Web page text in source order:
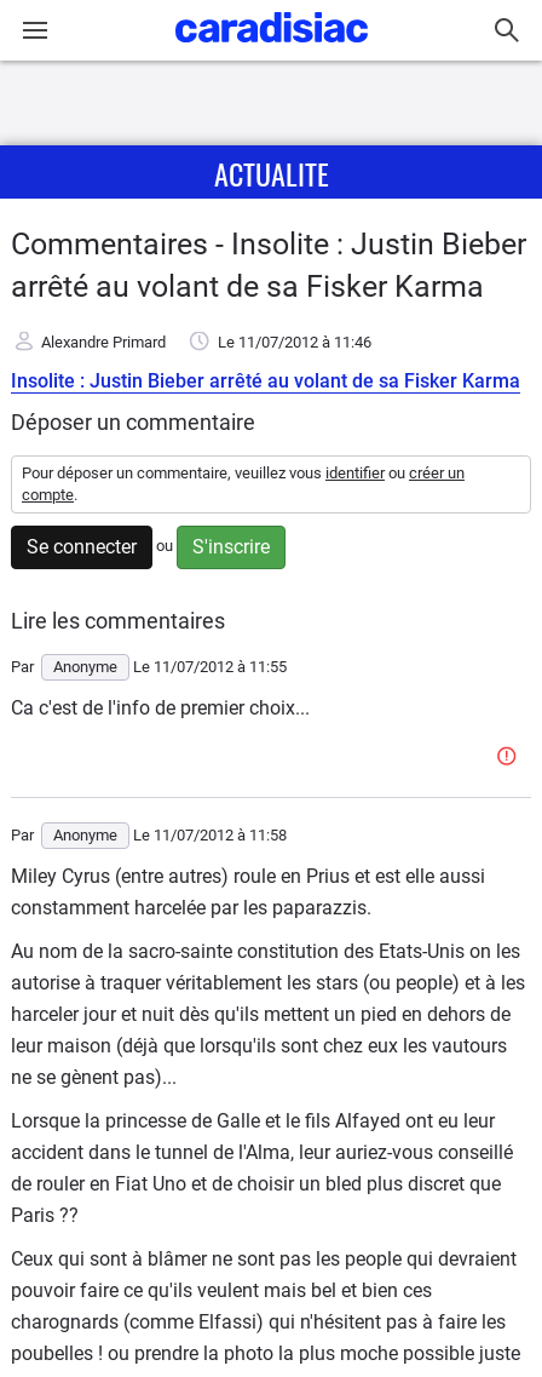
Actu
Essais
Guide
d'achat
Utilitaires
Flottes
Services
Marques
ACTUALITE
Commentaires - Insolite : Justin Bieber
arrêté au volant de sa Fisker Karma
Alexandre Primard Le 11/07/2012 à 11:46
Insolite : Justin Bieber arrêté au volant de sa Fisker Karma
Déposer un commentaire
Pour déposer un commentaire, veuillez vous identifierou créer un
compte.
Se connecter ou S'inscrire
Lire les commentaires
Par Anonyme Le 11/07/2012 à 11:55
Ca c'est de l'info de premier choix...
Par Anonyme Le 11/07/2012 à 11:58
Miley Cyrus (entre autres) roule en Prius et est elle aussi
constamment harcelée par les paparazzis.
Au nom de la sacro-sainte constitution des Etats-Unis on les
autorise à traquer véritablement les stars (ou people) et à les
harceler jour et nuit dès qu'ils mettent un pied en dehors de
leur maison (déjà que lorsqu'ils sont chez eux les vautours
ne se gènent pas)...
Lorsque la princesse de Galle et le fils Alfayed ont eu leur
accident dans le tunnel de l'Alma, leur auriez-vous conseillé
de rouler en Fiat Uno et de choisir un bled plus discret que
Paris ??
Ceux qui sont à blâmer ne sont pas les people qui devraient
pouvoir faire ce qu'ils veulent mais bel et bien ces
charognards (comme Elfassi) qui n'hésitent pas à faire les
poubelles ! ou prendre la photo la plus moche possible juste